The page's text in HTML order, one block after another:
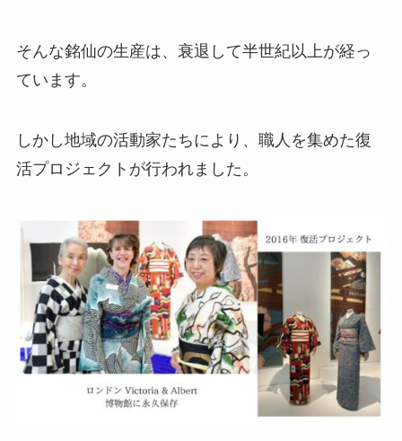
そんな銘仙の生産は、衰退して半世紀以上が経っ
ています。
しかし地域の活動家たちにより、職人を集めた復
活プロジェクトが行われました。